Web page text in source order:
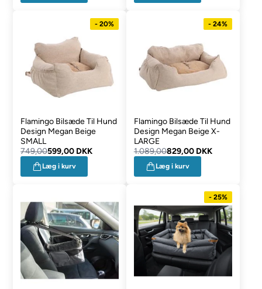
- 20%
Flamingo Bilsæde Til Hund
Design Megan Beige
SMALL
749,00599,00 DKK
Læg i kurv
- 24%
Flamingo Bilsæde Til Hund
Design Megan Beige X-
LARGE
1.089,00829,00 DKK
Læg i kurv
- 25%